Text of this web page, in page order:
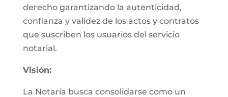
derecho garantizando la autenticidad,
confianza y validez de los actos y contratos
que suscriben los usuarios del servicio
notarial.
Visión:
La Notaría busca consolidarse como un